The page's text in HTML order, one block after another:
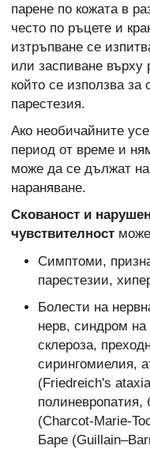
парене по кожата в
често по ръцете и
изтръпване се
или заспиване върху
който се използва
парестезия.
Ако необичайните
период от време и
може да се дължат
нараняване.
Скованост и
чувствителност
Симптоми,
парестезии,
Болести на
нерв, синдром на
склероза,
сирингомиелия,
(Friedreich's
(Charcot-Marie-
Баре